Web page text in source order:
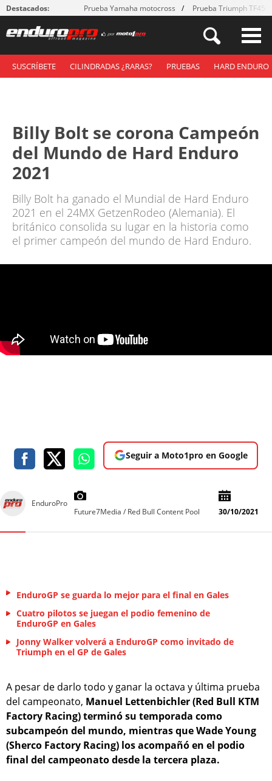
Destacados: Prueba Yamaha motocross Prueba Triumph
SUSCRÍBETE CILINDRADAS ¿RARAS? PRUEBAS HARD ENDURO
Billy Bolt se corona Campeón
del Mundo de Hard Enduro
2021
Billy Bolt ha ganado el Mundial de Hard Enduro
2021 en el 24MX GetzenRodeo (Alemania). El
británico consolida su lugar en la historia como
el primer campeón del mundo de Hard Enduro.
Seguir a Moto1pro en Google
EnduroPro
Future7Media / Red Bull Content Pool
30/10/2021
EnduroGP se guarda lo mejor para el final en Gales
Cuatro pilotos se juegan el podio femenino de
EnduroGP en Gales
Jonny Walker volverá a EnduroGP como invitado de
Triumph en el GP de Gales
A pesar de darlo todo y ganar la octava y última prueba
del campeonato, Manuel Lettenbichler (Red Bull KTM
Factory Racing) terminó su temporada como
subcampeón del mundo, mientras que Wade Young
(Sherco Factory Racing) los acompañó en el podio
final del campeonato desde la tercera plaza.